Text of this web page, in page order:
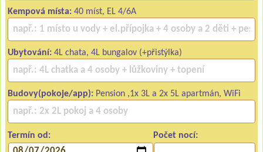
Kempová místa: 40 míst, EL 4/6A
Ubytování: 4L chata, 4L bungalov (+přistýlka)
Budovy(pokoje/app): Pension ,1x 3L a 2x 5L apartmán, WiFi
Termín od: Počet nocí: